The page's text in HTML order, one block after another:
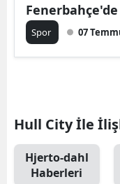
Spor 07
Hull City İle
Hjerto-dahl
Haberleri